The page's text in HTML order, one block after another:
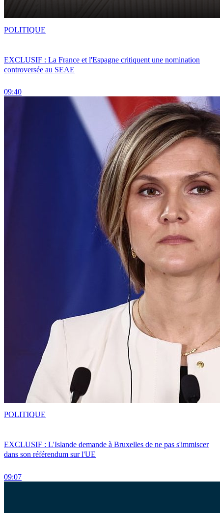
EXCLUSIF : La France et l'Espagne critiquent une nomination
controversée au SEAE
09:40
POLITIQUE
EXCLUSIF : L'Islande demande à Bruxelles de ne pas s'immiscer
dans son référendum sur l'UE
09:07
POLITIQUE